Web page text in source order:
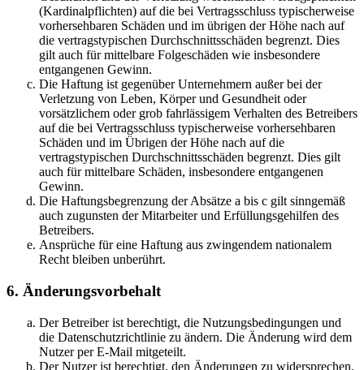
(Kardinalpflichten) auf die bei Vertragsschluss typischerweise
vorhersehbaren Schäden und im übrigen der Höhe nach auf
die vertragstypischen Durchschnittsschäden begrenzt. Dies
gilt auch für mittelbare Folgeschäden wie insbesondere
entgangenen Gewinn.
Die Haftung ist gegenüber Unternehmern außer bei der
Verletzung von Leben, Körper und Gesundheit oder
vorsätzlichem oder grob fahrlässigem Verhalten des Betreibers
auf die bei Vertragsschluss typischerweise vorhersehbaren
Schäden und im Übrigen der Höhe nach auf die
vertragstypischen Durchschnittsschäden begrenzt. Dies gilt
auch für mittelbare Schäden, insbesondere entgangenen
Gewinn.
Die Haftungsbegrenzung der Absätze a bis c gilt sinngemäß
auch zugunsten der Mitarbeiter und Erfüllungsgehilfen des
Betreibers.
Ansprüche für eine Haftung aus zwingendem nationalem
Recht bleiben unberührt.
6. Änderungsvorbehalt
Der Betreiber ist berechtigt, die Nutzungsbedingungen und
die Datenschutzrichtlinie zu ändern. Die Änderung wird dem
Nutzer per E-Mail mitgeteilt.
Der Nutzer ist berechtigt, den Änderungen zu widersprechen.